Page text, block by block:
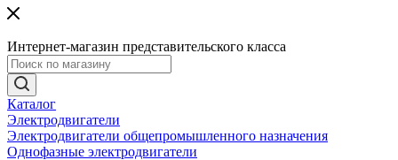
Интернет-магазин представительского класса
Каталог
Электродвигатели
Электродвигатели общепромышленного назначения
Однофазные электродвигатели